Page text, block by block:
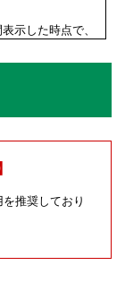
示した時点で、
した場合、当社
レスおよびパス
推奨しており